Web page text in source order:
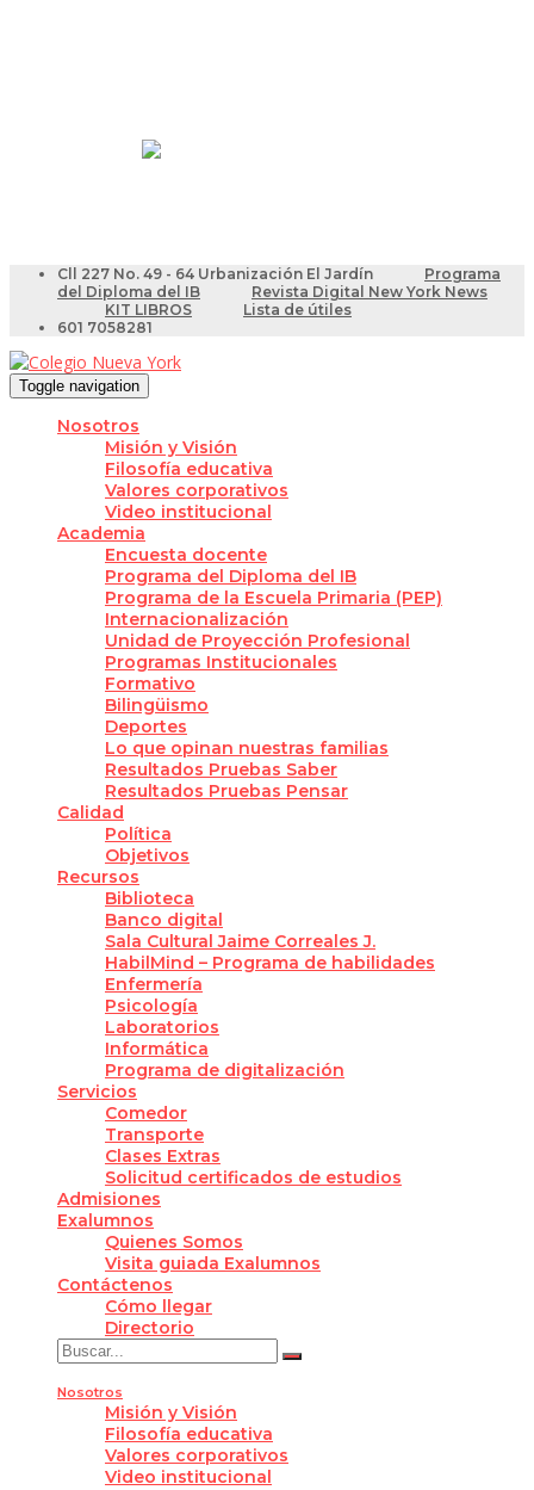
Cll 227 No. 49 - 64 Urbanización El Jardín
Programa
del Diploma del IB
Revista Digital New York News
KIT LIBROS
Lista de útiles
601 7058281
Toggle navigation
Nosotros
Misión y Visión
Filosofía educativa
Valores corporativos
Video institucional
Academia
Encuesta docente
Programa del Diploma del IB
Programa de la Escuela Primaria (PEP)
Internacionalización
Unidad de Proyección Profesional
Programas Institucionales
Formativo
Bilingüismo
Deportes
Lo que opinan nuestras familias
Resultados Pruebas Saber
Resultados Pruebas Pensar
Calidad
Política
Objetivos
Recursos
Biblioteca
Banco digital
Sala Cultural Jaime Correales J.
HabilMind – Programa de habilidades
Enfermería
Psicología
Laboratorios
Informática
Programa de digitalización
Servicios
Comedor
Transporte
Clases Extras
Solicitud certificados de estudios
Admisiones
Exalumnos
Quienes Somos
Visita guiada Exalumnos
Contáctenos
Cómo llegar
Directorio
Nosotros
Misión y Visión
Filosofía educativa
Valores corporativos
Video institucional